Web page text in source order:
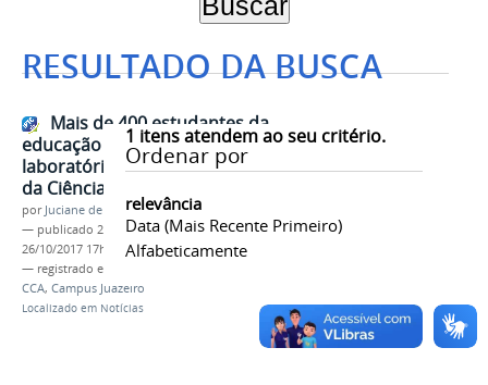
RESULTADO DA BUSCA
1 itens atendem ao seu critério.
Ordenar por
relevância
Data (mais Recente Primeiro)
Alfabeticamente
Mais de 400 estudantes da
educação básica visitaram
laboratórios da Univasf no Dia C
da Ciência
por Juciane de Jesus Aleixo
— publicado 26/10/2017 —última modificação
26/10/2017 17h46
— registrado em:
CCA, Campus Juazeiro
Localizado em Notícias